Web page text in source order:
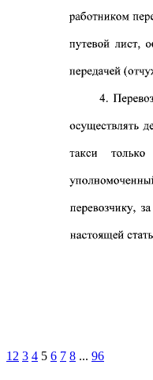
1 2 3 4 5 6 7 8 ... 96